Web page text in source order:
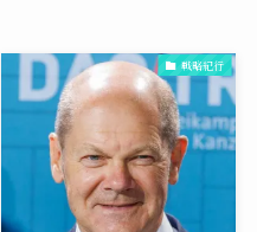
戦略紀行